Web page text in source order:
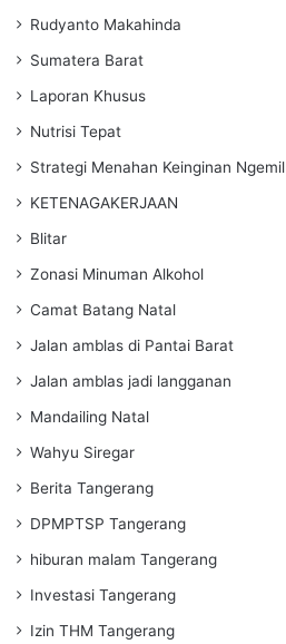
Rudyanto Makahinda
Sumatera Barat
Laporan Khusus
Nutrisi Tepat
Strategi Menahan Keinginan Ngemil
KETENAGAKERJAAN
Blitar
Zonasi Minuman Alkohol
Camat Batang Natal
Jalan amblas di Pantai Barat
Jalan amblas jadi langganan
Mandailing Natal
Wahyu Siregar
Berita Tangerang
DPMPTSP Tangerang
hiburan malam Tangerang
Investasi Tangerang
Izin THM Tangerang